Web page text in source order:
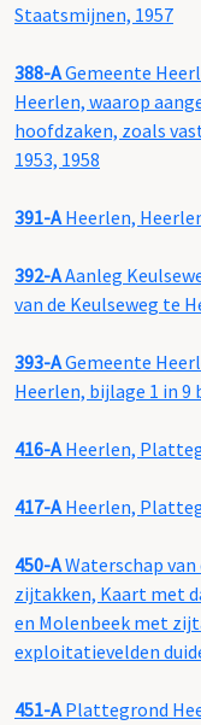
Staatsmijnen, 1957
388-AGemeente
Heerlen, waarop
hoofdzaken, zoals
1953, 1958
391-AHeerlen,
392-AAanleg
van de Keulseweg te
393-AGemeente
Heerlen, bijlage 1 in 9
416-AHeerlen,
417-AHeerlen,
450-AWaterschap van
zijtakken, Kaart met
en Molenbeek met
exploitatievelden
451-APlattegrond